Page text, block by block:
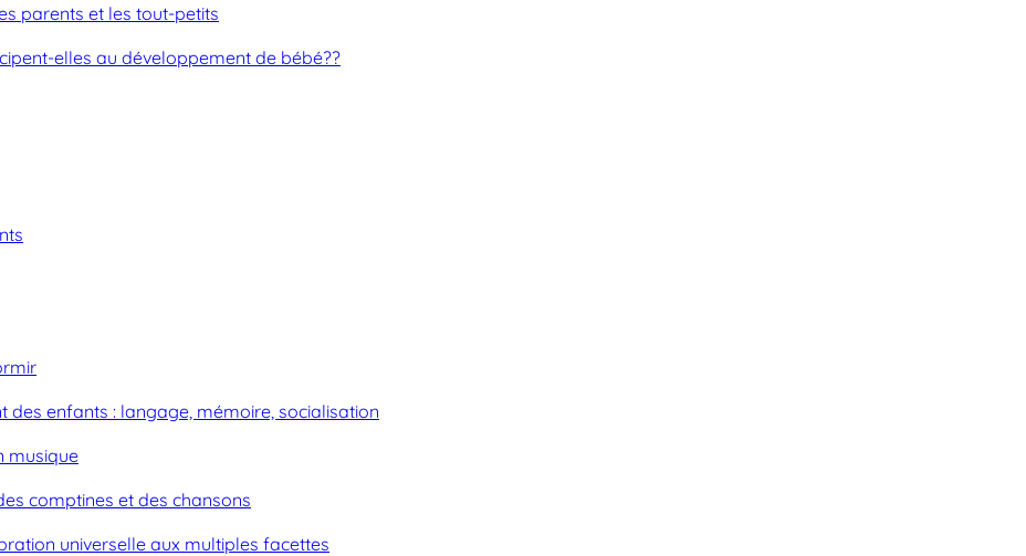
parents et les tout-petits
elles au développement de bébé??
enfants : langage, mémoire, socialisation
musique
comptines et des chansons
universelle aux multiples facettes